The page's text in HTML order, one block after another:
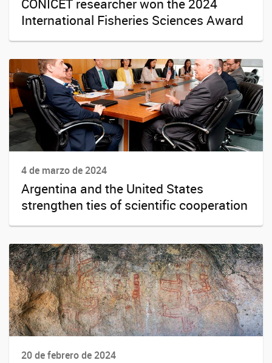
CONICET researcher won the 2024
International Fisheries Sciences Award
4 de marzo de 2024
Argentina and the United States
strengthen ties of scientific cooperation
20 de febrero de 2024